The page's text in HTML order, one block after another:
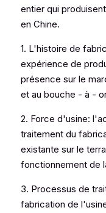
entier qui
en Chine.
1. L'histoire de
expérience de
présence sur le
et au bouche - à -
2. Force d'usine:
traitement du
existante sur le
fonctionnement de
3. Processus de
fabrication de